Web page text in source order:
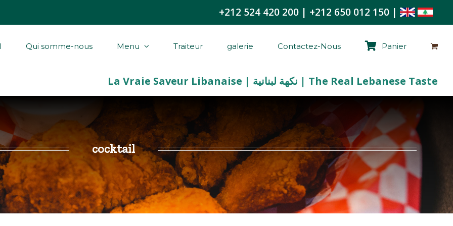
+212 524 420 200 | +212 650 012 150 |
Qui somme-nous Menu Traiteur galerie Contactez-Nous Panier
La Vraie Saveur Libanaise | نكهة لبنانية | The Real Lebanese Taste
cocktail